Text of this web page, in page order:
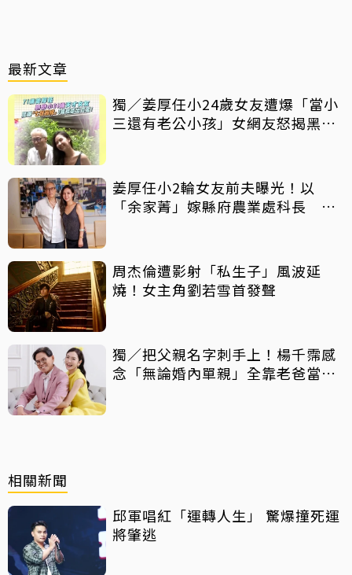
最新文章
獨／姜厚任小24歲女友遭爆「當小
三還有老公小孩」女網友怒揭黑歷
姜厚任小2輪女友前夫曝光！以
「余家菁」嫁縣府農業處科長 交
周杰倫遭影射「私生子」風波延
燒！女主角劉若雪首發聲
獨／把父親名字刺手上！楊千霈感
念「無論婚內單親」全靠老爸當後
相關新聞
邱軍唱紅「運轉人生」 驚爆撞死運
將肇逃